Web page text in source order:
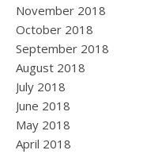
November 2018
October 2018
September 2018
August 2018
July 2018
June 2018
May 2018
April 2018